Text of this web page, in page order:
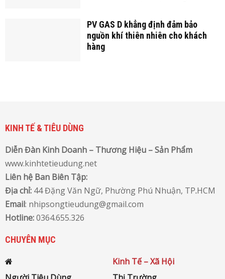
PV GAS D khẳng định đảm bảo
nguồn khí thiên nhiên cho khách
hàng
KINH TẾ & TIÊU DÙNG
Diễn Đàn Kinh Doanh – Thương Hiệu – Sản Phẩm
www.kinhtetieudung.net
Liên hệ Ban Biên Tập:
Địa chỉ: 44 Đặng Văn Ngữ, Phường Phú Nhuận, TP.HCM
Email: nhipsongtieudung@gmail.com
Hotline:0364.655.326
CHUYÊN MỤC
Kinh Tế – Xã Hội